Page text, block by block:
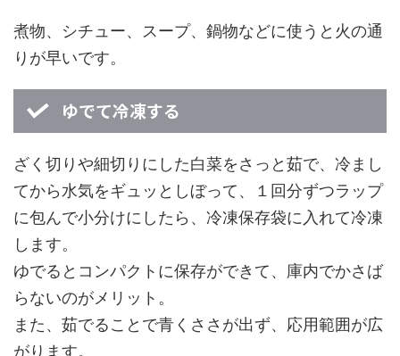
煮物、シチュー、スープ、鍋物などに使うと火の通
りが早いです。
ゆでて冷凍する
ざく切りや細切りにした白菜をさっと茹で、冷まし
てから水気をギュッとしぼって、１回分ずつラップ
に包んで小分けにしたら、冷凍保存袋に入れて冷凍
します。
ゆでるとコンパクトに保存ができて、庫内でかさば
らないのがメリット。
また、茹でることで青くささが出ず、応用範囲が広
がります。